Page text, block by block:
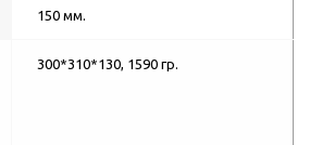
150 мм.
300*310*130, 1590 гр.